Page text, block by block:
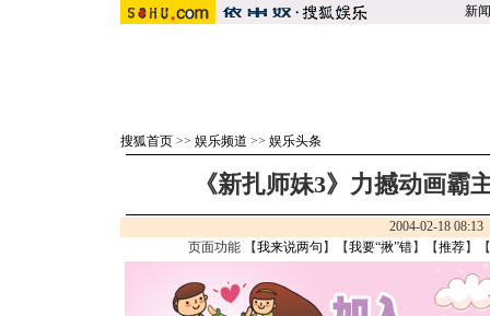
新闻
搜狐首页 >> 娱乐频道 >> 娱乐头条
《新扎师妹3》力撼动画霸
2004-02-18
页面功能 【我来说两句 】【我要“揪”错】【推荐】